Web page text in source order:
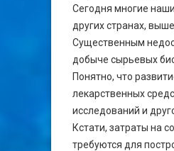
Сегодня многие
других странах,
Существенным
добыче сырьевых
Понятно, что
лекарственных
исследований и
Кстати, затраты на
требуются для